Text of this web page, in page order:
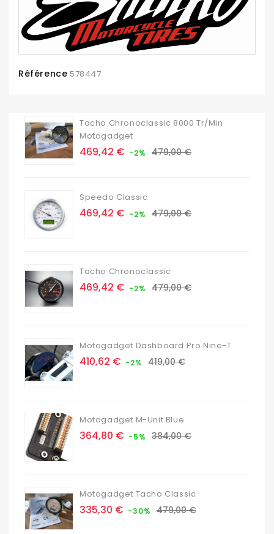
Référence 578447
Tacho Chronoclassic 8000 Tr/min
Motogadget
Prix
469,42 € -2% Prix
479,00 €
Speedo Classic
Prix
469,42 € -2% Prix
479,00 €
Tacho Chronoclassic
Prix
469,42 € -2% Prix
479,00 €
Motogadget Dashboard Pro Nine-T
Prix
410,62 € -2% Prix
419,00 €
Motogadget M-Unit Blue
Prix
364,80 € -5% Prix
384,00 €
Motogadget Tacho Classic
Prix
335,30 € -30% Prix
479,00 €